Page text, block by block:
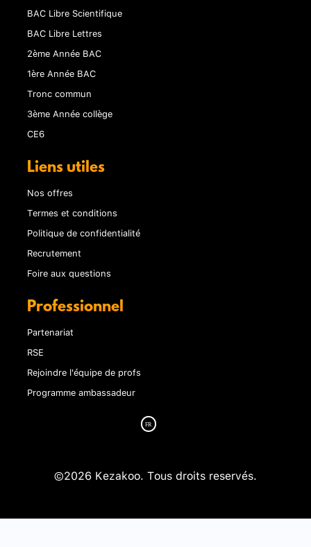
BAC Libre Scientifique
BAC Libre Lettres
2ème Année BAC
1ère Année BAC
Tronc commun
3ème Année collège
CE6
Liens utiles
Nos offres
Termes et conditions
Politique de confidentialité
Recrutement
Foire aux questions
Professionnel
Partenariat
RSE
Rejoindre l'équipe de profs
Programme ambassadeur
©2026 Kezakoo. Tous droits reservés.